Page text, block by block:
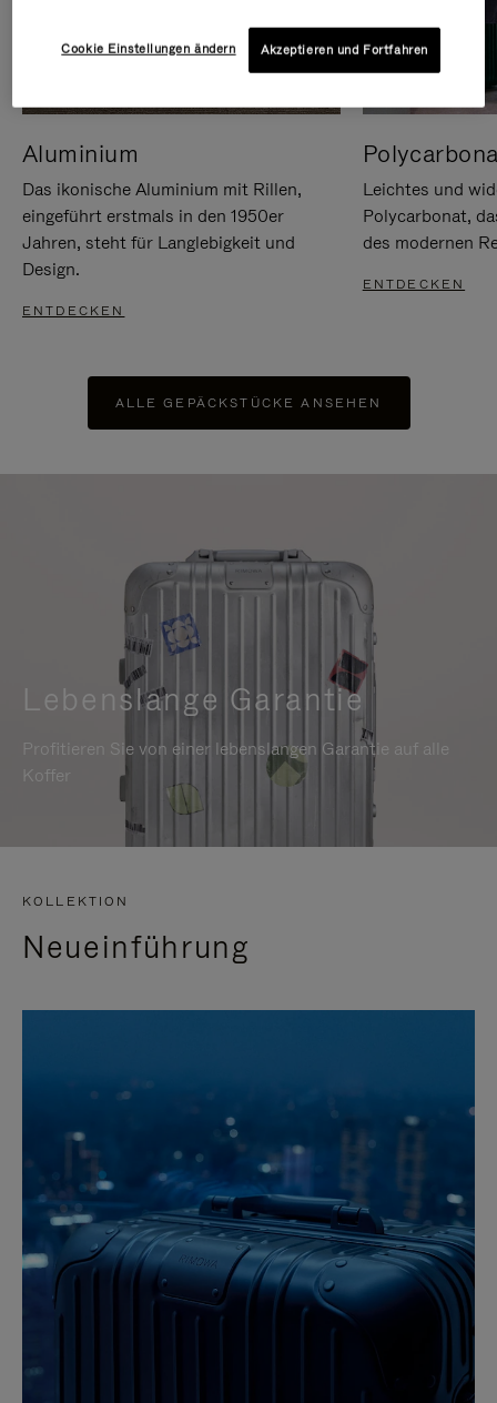
Aluminium
Das ikonische Aluminium mit Rillen,
eingeführt erstmals in den 1950er
Jahren, steht für Langlebigkeit und
Design.
ENTDECKEN
Leichtes und
Polycarbonat,
des modernen
ENTDECKEN
ALLE GEPÄCKSTÜCKE ANSEHEN
Lebenslange Garantie
Profitieren Sie von einer lebenslangen Garantie auf alle
Koffer
KOLLEKTION
Neueinführung
Cookie Einstellungen ändern Akzeptieren und Fortfahren